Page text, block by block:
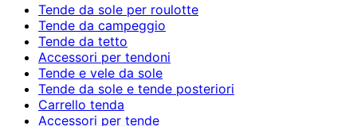
Tende da sole per roulotte
Tende da campeggio
Tende da tetto
Accessori per tendoni
Tende e vele da sole
Tende da sole e tende posteriori
Carrello tenda
Accessori per tende